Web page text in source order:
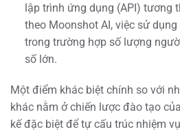
lập trình ứng dụng (API) tương
theo Moonshot AI, việc sử
trong trường hợp số lượng
số lớn.
Một điểm khác biệt chính so với
khác nằm ở chiến lược đào tạo
kế đặc biệt để tự cấu trúc nhiệm